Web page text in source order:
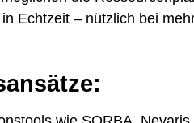
Echtzeit – nützlich bei